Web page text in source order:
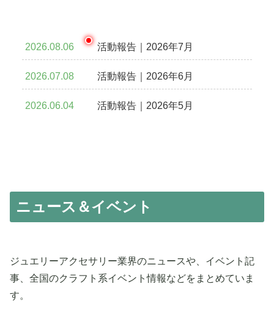
活動報告｜2026年7月
2026.08.06
活動報告｜2026年6月
2026.07.08
活動報告｜2026年5月
2026.06.04
ニュース＆イベント
ジュエリーアクセサリー業界のニュースや、イベント記
事、全国のクラフト系イベント情報などをまとめていま
す。